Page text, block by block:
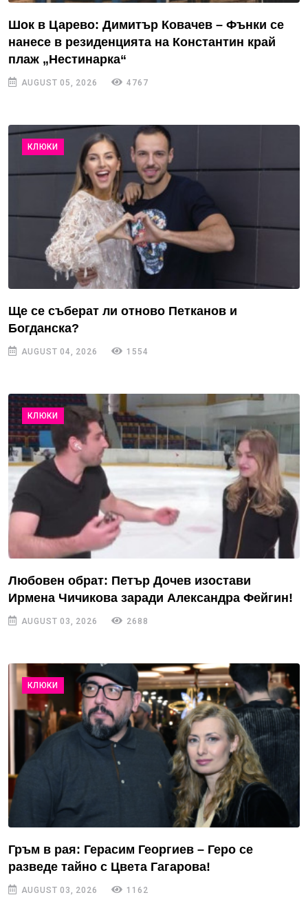
Шок в Царево: Димитър Ковачев – Фънки се
нанесе в резиденцията на Константин край
плаж „Нестинарка“
AUGUST 05, 2026 4767
КЛЮКИ
Ще се съберат ли отново Петканов и
Богданска?
AUGUST 04, 2026 1554
КЛЮКИ
Любовен обрат: Петър Дочев изостави
Ирмена Чичикова заради Александра Фейгин!
AUGUST 03, 2026 2688
КЛЮКИ
Гръм в рая: Герасим Георгиев – Геро се
разведе тайно с Цвета Гагарова!
AUGUST 03, 2026 1162